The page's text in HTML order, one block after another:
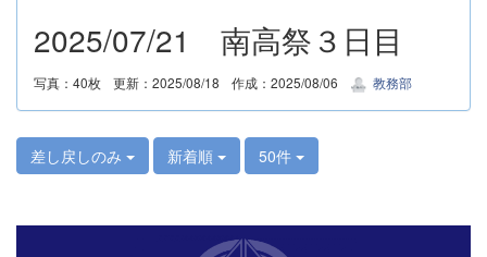
2025/07/21 南高祭３日目
写真：40枚 更新：2025/08/18 作成：2025/08/06 教務部
差し戻しのみ 新着順 50件